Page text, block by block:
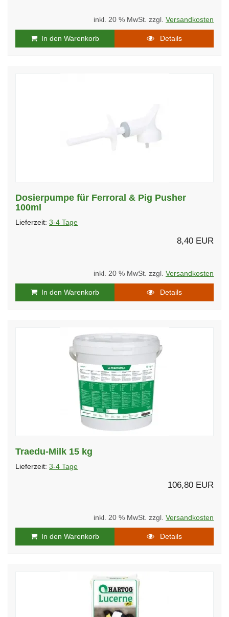
inkl. 20 % MwSt. zzgl. Versandkosten
In den Warenkorb Details
Dosierpumpe für Ferroral & Pig Pusher
100ml
Lieferzeit: 3-4 Tage
8,40 EUR
inkl. 20 % MwSt. zzgl. Versandkosten
In den Warenkorb Details
Traedu-Milk 15 kg
Lieferzeit: 3-4 Tage
106,80 EUR
inkl. 20 % MwSt. zzgl. Versandkosten
In den Warenkorb Details